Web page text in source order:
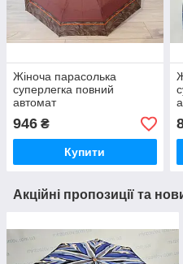
Жіноча парасолька
суперлегка повний
автомат
946 ₴
Купити
Акційні пропозиції та